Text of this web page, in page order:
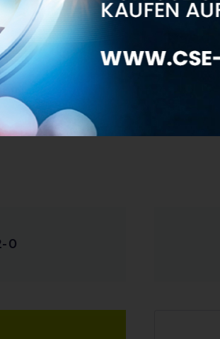
Download Produktdatenblatt
0